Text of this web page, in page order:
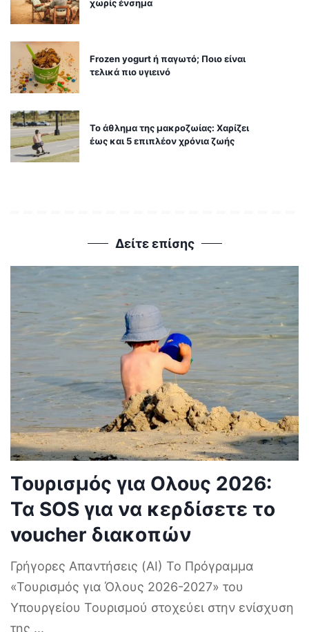
χωρίς ένσημα
Frozen yogurt ή παγωτό; Ποιο είναι
τελικά πιο υγιεινό
Το άθλημα της μακροζωίας: Χαρίζει
έως και 5 επιπλέον χρόνια ζωής
Δείτε επίσης
Τουρισμός για Ολους 2026:
Τα SOS για να κερδίσετε το
voucher διακοπών
Γρήγορες Απαντήσεις (AI) Το Πρόγραμμα
«Τουρισμός για Όλους 2026-2027» του
Υπουργείου Τουρισμού στοχεύει στην ενίσχυση
της ...